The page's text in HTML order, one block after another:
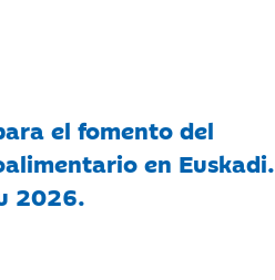
el fomento del
en Euskadi.
2026.